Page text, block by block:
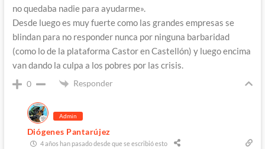
no quedaba nadie para ayudarme».
Desde luego es muy fuerte como las grandes empresas se
blindan para no responder nunca por ninguna barbaridad
(como lo de la plataforma Castor en Castellón) y luego encima
van dando la culpa a los pobres por las crisis.
0 Responder
Admin
Diógenes Pantarújez
4 años han pasado desde que se escribió esto